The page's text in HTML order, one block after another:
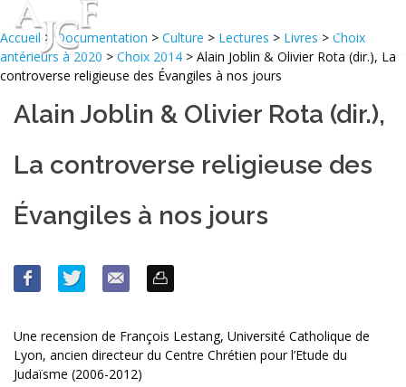
Accueil >Documentation > Culture > Lectures > Livres > Choix
antérieurs à 2020 > Choix 2014 > Alain Joblin & Olivier Rota (dir.), La
controverse religieuse des Évangiles à nos jours
Alain Joblin & Olivier Rota (dir.),
La controverse religieuse des
Évangiles à nos jours
Une recension de François Lestang, Université Catholique de
Lyon, ancien directeur du Centre Chrétien pour l’Etude du
Judaïsme (2006-2012)